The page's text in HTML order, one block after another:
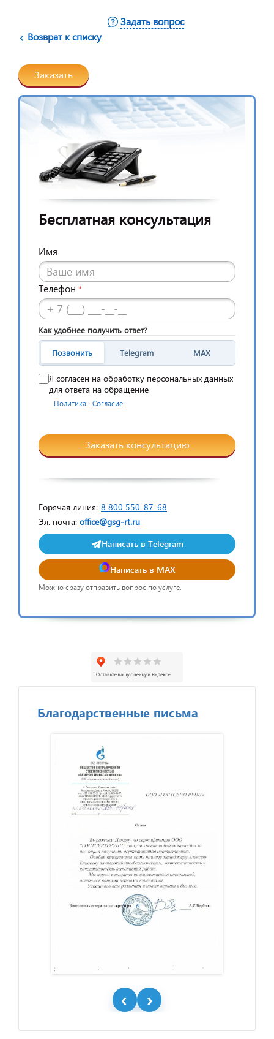
Возврат к списку
Задать вопрос
Заказать
Бесплатная консультация
Имя
Телефон *
Как удобнее получить ответ?
Позвонить Telegram MAX
Я согласен на обработку персональных данных
для ответа на обращение
Политика · Согласие
Заказать консультацию
Горячая линия: 8 800 550-87-68
Эл. почта: office@gsg-rt.ru
Написать в Telegram
Написать в MAX
Можно сразу отправить вопрос по услуге.
Благодарственные письма